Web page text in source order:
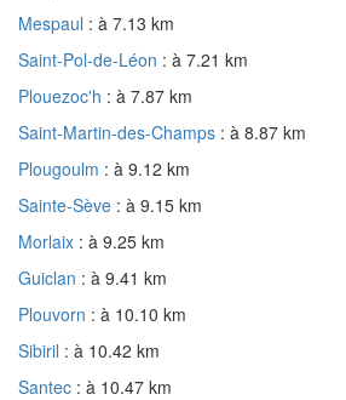
Mespaul : à 7.13 km
Saint-Pol-de-Léon : à 7.21 km
Plouezoc'h : à 7.87 km
Saint-Martin-des-Champs : à 8.87 km
Plougoulm : à 9.12 km
Sainte-Sève : à 9.15 km
Morlaix : à 9.25 km
Guiclan : à 9.41 km
Plouvorn : à 10.10 km
Sibiril : à 10.42 km
Santec : à 10.47 km